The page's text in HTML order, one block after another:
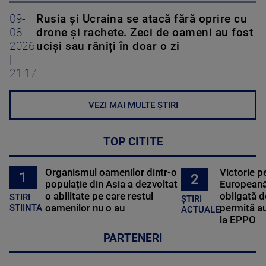
09-
08-
2026
21:17
Rusia și Ucraina se atacă fără oprire cu
drone și rachete. Zeci de oameni au fost
uciși sau răniți în doar o zi
VEZI MAI MULTE ȘTIRI
TOP CITITE
1
STIRI
STIINTA
Organismul oamenilor dintr-o
populație din Asia a dezvoltat
o abilitate pe care restul
oamenilor nu o au
2
ȘTIRI
ACTUALE
Victorie
obligată
permită
la EPPO
PARTENERI